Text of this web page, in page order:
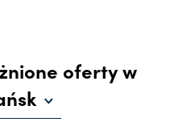
oferty w